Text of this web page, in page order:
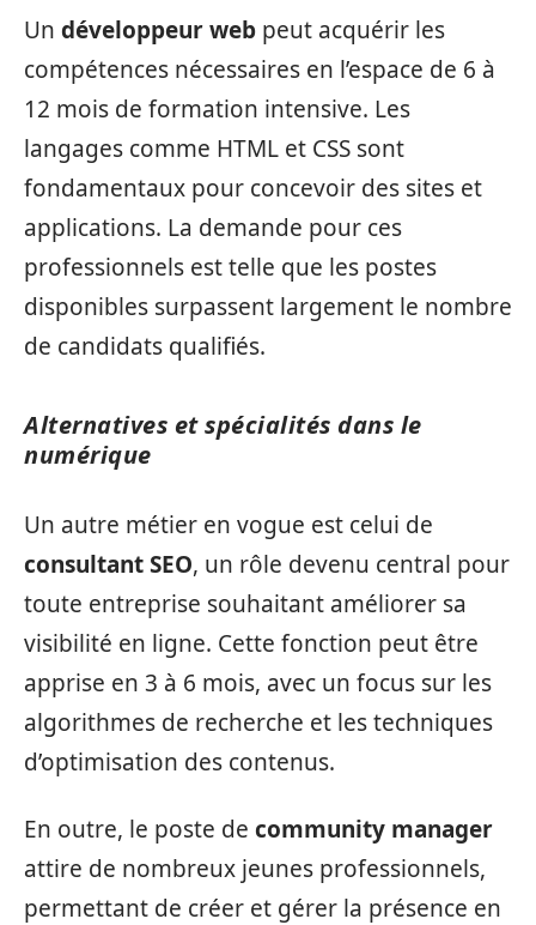
Un développeur web peut acquérir les
compétences nécessaires en l’espace de 6 à
12 mois de formation intensive. Les
langages comme HTML et CSS sont
fondamentaux pour concevoir des sites et
applications. La demande pour ces
professionnels est telle que les postes
disponibles surpassent largement le nombre
de candidats qualifiés.
Alternatives et spécialités dans le
numérique
Un autre métier en vogue est celui de
consultant SEO, un rôle devenu central pour
toute entreprise souhaitant améliorer sa
visibilité en ligne. Cette fonction peut être
apprise en 3 à 6 mois, avec un focus sur les
algorithmes de recherche et les techniques
d’optimisation des contenus.
En outre, le poste de community manager
attire de nombreux jeunes professionnels,
permettant de créer et gérer la présence en